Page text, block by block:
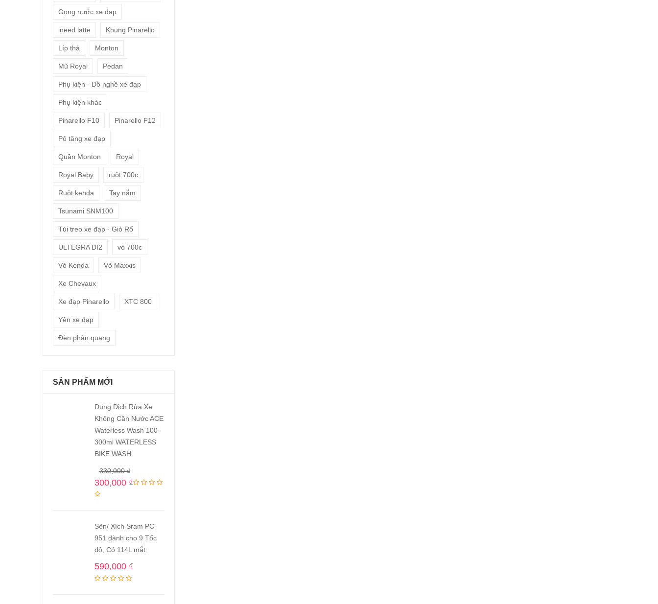
Gọng nước xe đạp
ineed latte Khung Pinarello
Líp thả Monton
Mũ Royal Pedan
Phụ kiện - Đồ nghề xe đạp
Phụ kiện khác
Pinarello F10 Pinarello F12
Pô tăng xe đạp
Quần Monton Royal
Royal Baby ruột 700c
Ruột kenda Tay nắm
Tsunami SNM100
Túi treo xe đạp - Giỏ Rổ
ULTEGRA DI2 vỏ 700c
Vỏ Kenda Vỏ Maxxis
Xe Chevaux
Xe đạp Pinarello XTC 800
Yên xe đạp
Đèn phản quang
SẢN PHẨM MỚI
Dung Dịch Rửa Xe
Không Cần Nước ACE
Waterless Wash 100-
300ml WATERLESS
BIKE WASH
330,000₫
300,000 ₫
Sên/ Xích Sram PC-
951 dành cho 9 Tốc
độ, Có 114L mắt
590,000 ₫